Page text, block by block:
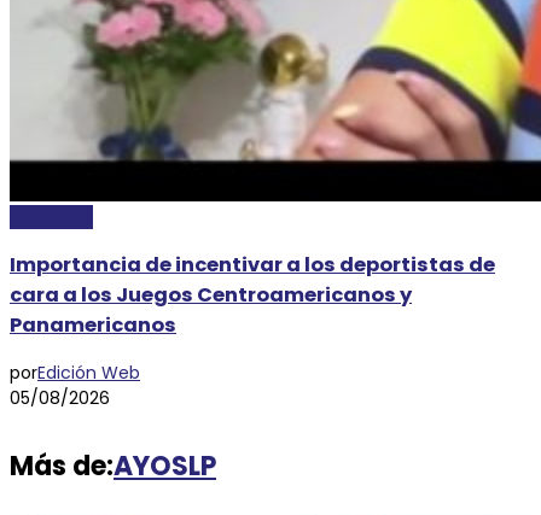
Importancia de incentivar a los deportistas de
cara a los Juegos Centroamericanos y
Panamericanos
porEdición Web
05/08/2026
Más de:AYOSLP